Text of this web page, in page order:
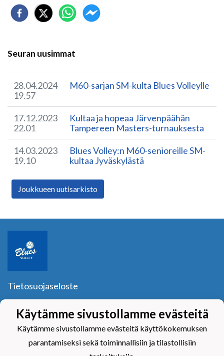
Seuran uusimmat
28.04.2024
19.57
M60-sarjan SM-kulta Blues Volleylle
17.12.2023
22.01
Kultaa ja hopeaa Järvenpäähän
Tampereen Masters-turnauksesta
14.03.2023
19.10
Blues Volley:n M60-senioreille SM-
kultaa Jyväskylästä
Joukkueen uutisarkisto
Tietosuojaseloste
Blues Volley ry
Y-tunnus:1040601-2
Yhteystiedot
Käytämme sivustollamme evästeitä
Käytämme sivustollamme evästeitä käyttökokemuksen
parantamiseksi sekä toiminnallisiin ja tilastollisiin